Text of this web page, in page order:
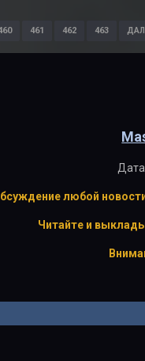
461 462 463
Дата
любой
Читайте и